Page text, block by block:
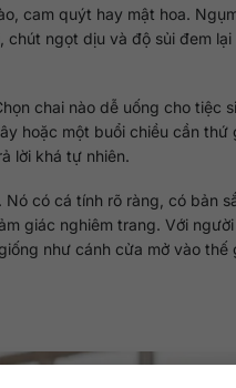
cam quýt hay mật hoa.
ngọt dịu và độ sủi đem lại
chai nào dễ uống cho tiệc
hoặc một buổi chiều cần thứ
lời khá tự nhiên.
Nó có cá tính rõ ràng, có bản
giác nghiêm trang. Với
như cánh cửa mở vào thế